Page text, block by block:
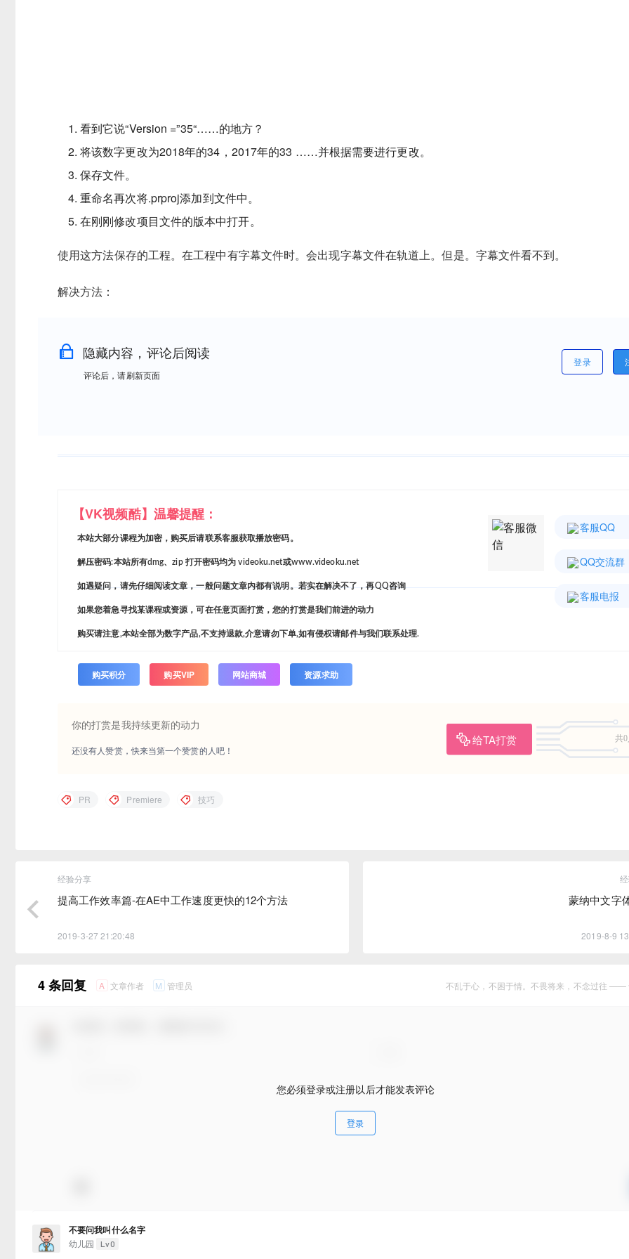
看到它说“Version =”35“……的地方？
将该数字更改为2018年的34，2017年的33 ……并根据需要进行更改。
保存文件。
重命名再次将.prproj添加到文件中。
在刚刚修改项目文件的版本中打开。
使用这方法保存的工程。在工程中有字幕文件时。会出现字幕文件在轨道上。但是。字幕文件看不到。
解决方法：
隐藏内容，评论后阅读
评论后，请刷新页面
登录
【VK视频酷】温馨提醒：
本站大部分课程为加密，购买后请联系客服获取播放密码。
解压密码:本站所有dmg、zip 打开密码均为 videoku.net或www.videoku.net
如遇疑问，请先仔细阅读文章，一般问题文章内都有说明。若实在解决不了，再QQ咨询
如果您着急寻找某课程或资源，可在任意页面打赏，您的打赏是我们前进的动力
购买请注意,本站全部为数字产品,不支持退款,介意请勿下单,如有侵权请邮件与我们联系处理.
客服微
信
客服QQ
QQ交流群
客服电报
购买积分 购买VIP 网站商城 资源求助
你的打赏是我持续更新的动力
给TA打赏 共
还没有人赞赏，快来当第一个赞赏的人吧！
PR Premiere 技巧
经验分享
提高工作效率篇-在AE中工作速度更快的12个方法
2019-3-27 21:20:48
蒙纳中文字
2019-8-9
4 条回复 A 文章作者 M 管理员 不乱于心，不困于情。不畏将来，不念过往 ——
您必须登录或注册以后才能发表评论
登录
不要问我叫什么名字
幼儿园 Lv0